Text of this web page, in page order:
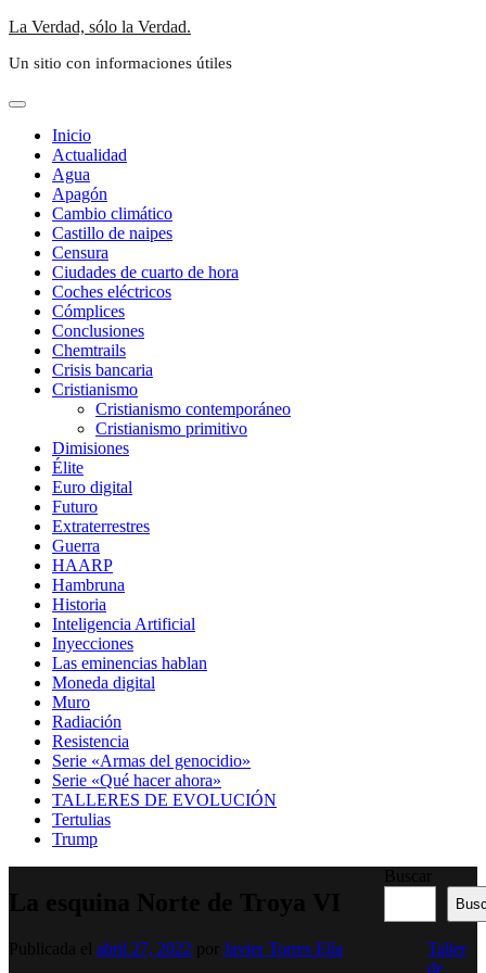
Saltar
contenido
La Verdad, sólo la Verdad.
Un sitio con informaciones útiles
Inicio
Actualidad
Agua
Apagón
Cambio climático
Castillo de naipes
Censura
Ciudades de cuarto de hora
Coches eléctricos
Cómplices
Conclusiones
Chemtrails
Crisis bancaria
Cristianismo
Cristianismo contemporáneo
Cristianismo primitivo
Dimisiones
Élite
Euro digital
Futuro
Extraterrestres
Guerra
HAARP
Hambruna
Historia
Inteligencia Artificial
Inyecciones
Las eminencias hablan
Moneda digital
Muro
Radiación
Resistencia
Serie «Armas del genocidio»
Serie «Qué hacer ahora»
TALLERES DE EVOLUCIÓN
Tertulias
Trump
abril 27, 2022 Javier Torres Elía
Taller
de